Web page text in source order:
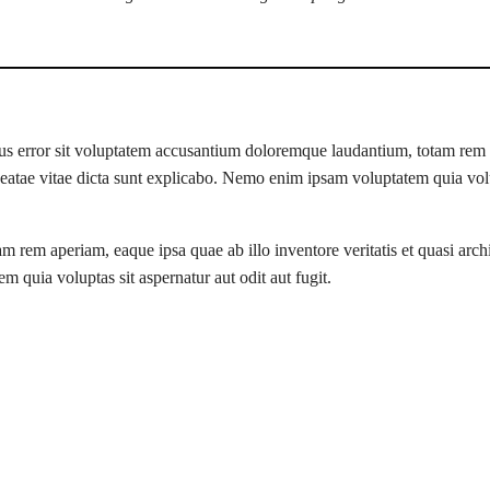
error sit voluptatem accusantium doloremque laudantium, totam
vitae dicta sunt explicabo. Nemo enim ipsam voluptatem quia
rem aperiam, eaque ipsa quae ab illo inventore veritatis et quasi
quia voluptas sit aspernatur aut odit aut fugit.